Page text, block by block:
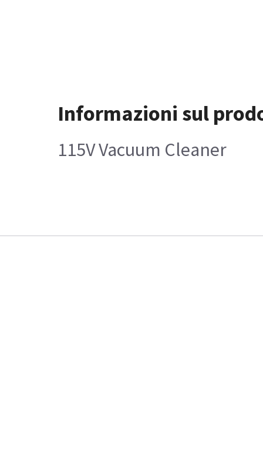
Informazioni sul
115V Vacuum Cleaner